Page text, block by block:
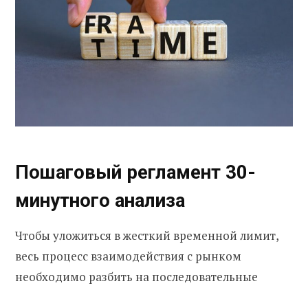
Пошаговый регламент 30-
минутного анализа
Чтобы уложиться в жесткий временной лимит,
весь процесс взаимодействия с рынком
необходимо разбить на последовательные